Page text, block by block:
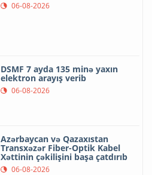
06-08-2026
DSMF 7 ayda 135 minə yaxın
elektron arayış verib
06-08-2026
Azərbaycan və Qazaxıstan
Transxəzər Fiber-Optik Kabel
Xəttinin çəkilişini başa çatdırıb
06-08-2026